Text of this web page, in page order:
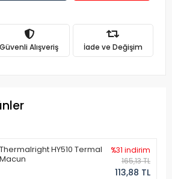
Güvenli Alışveriş İade ve Değişim
Thermalright HY510 Termal
Macun
%31 indirim
165,13 TL
113,88 TL